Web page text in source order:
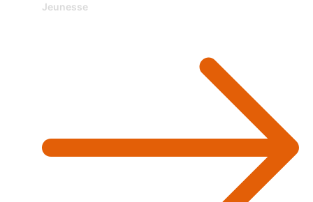
Jeunesse